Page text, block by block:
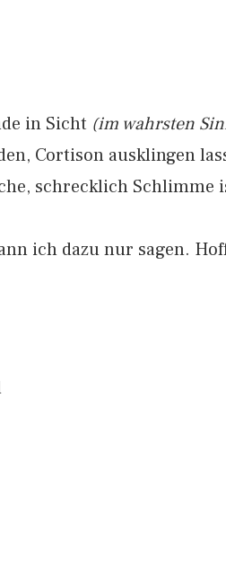
in Sicht (im wahrsten
Cortison ausklingen
schrecklich Schlimme
ich dazu nur sagen.